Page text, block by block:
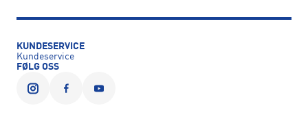
KUNDESERVICE
Kundeservice
FØLG OSS